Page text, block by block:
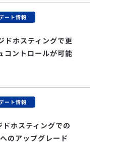
ート情報
ホスティングで更
コントロールが可能
ート情報
ホスティングでの
のアップグレード